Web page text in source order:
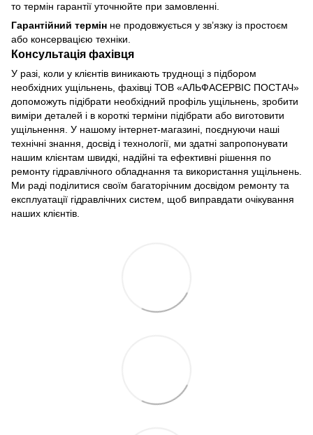
то термін гарантії уточнюйте при замовленні.
Гарантійний термін не продовжується у зв’язку із простоєм
або консервацією техніки.
Консультація фахівця
У разі, коли у клієнтів виникають труднощі з підбором
необхідних ущільнень, фахівці ТОВ «АЛЬФАСЕРВІС ПОСТАЧ»
допоможуть підібрати необхідний профіль ущільнень, зробити
виміри деталей і в короткі терміни підібрати або виготовити
ущільнення. У нашому інтернет-магазині, поєднуючи наші
технічні знання, досвід і технології, ми здатні запропонувати
нашим клієнтам швидкі, надійні та ефективні рішення по
ремонту гідравлічного обладнання та використання ущільнень.
Ми раді поділитися своїм багаторічним досвідом ремонту та
експлуатації гідравлічних систем, щоб виправдати очікування
наших клієнтів.